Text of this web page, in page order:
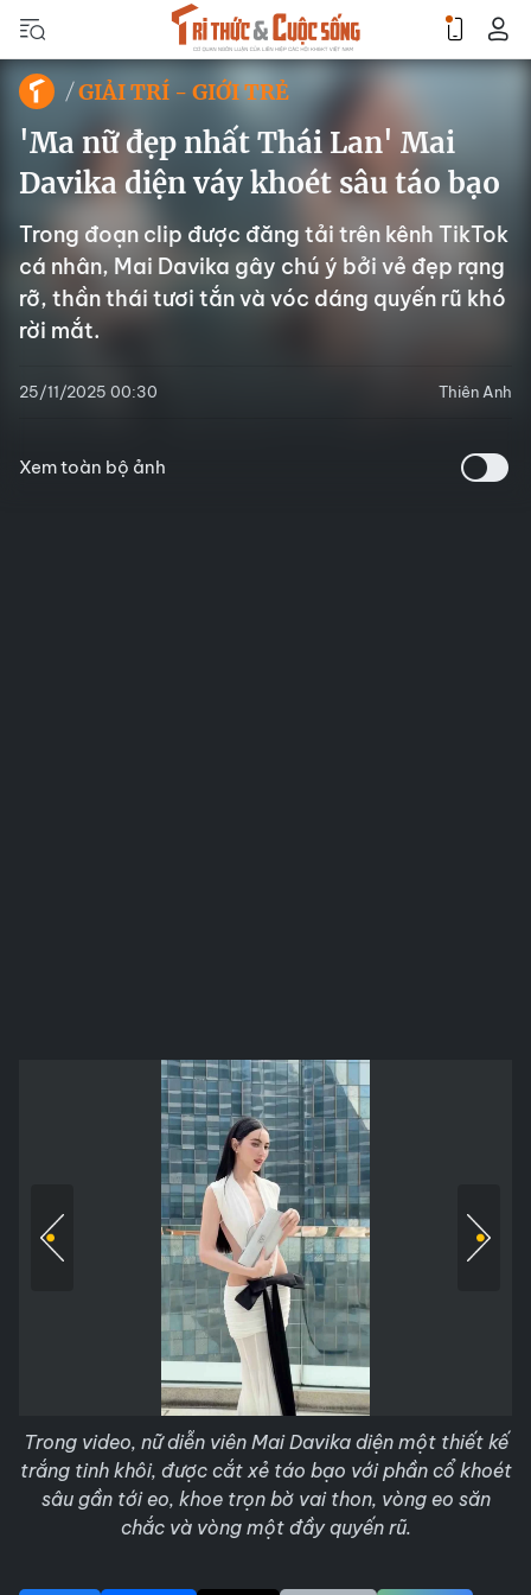
GIẢI TRÍ - GIỚI TRẺ
'Ma nữ đẹp nhất Thái Lan' Mai
Davika diện váy khoét sâu táo bạo
Trong đoạn clip được đăng tải trên kênh TikTok
cá nhân, Mai Davika gây chú ý bởi vẻ đẹp rạng
rỡ, thần thái tươi tắn và vóc dáng quyến rũ khó
rời mắt.
25/11/2025 00:30 Thiên Anh
Xem toàn bộ ảnh
Trong video, nữ diễn viên Mai Davika diện một thiết kế
trắng tinh khôi, được cắt xẻ táo bạo với phần cổ khoét
sâu gần tới eo, khoe trọn bờ vai thon, vòng eo săn
chắc và vòng một đầy quyến rũ.